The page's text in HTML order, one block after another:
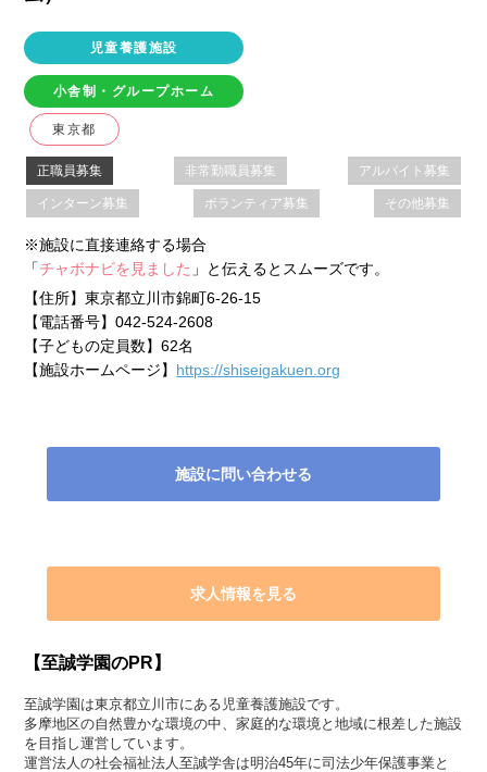
児童養護施設
小舎制・グループホーム
東京都
正職員募集 非常勤職員募集 アルバイト募集
インターン募集 ボランティア募集 その他募集
※施設に直接連絡する場合
「チャボナビを見ました 」と伝えるとスムーズです。
【住所】東京都立川市錦町6-26-15
【電話番号】042-524-2608
【子どもの定員数】62名
【施設ホームページ】 https://shiseigakuen.org
施設に問い合わせる
求人情報を見る
【至誠学園のPR】
至誠学園は東京都立川市にある児童養護施設です。
多摩地区の自然豊かな環境の中、家庭的な環境と地域に根差した施設
を目指し運営しています。
運営法人の社会福祉法人至誠学舎は明治45年に司法少年保護事業と